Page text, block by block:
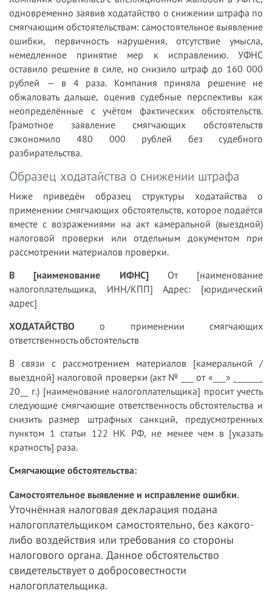
одновременно заявив ходатайство о снижении штрафа по
смягчающим обстоятельствам: самостоятельное выявление
ошибки, первичность нарушения, отсутствие умысла,
немедленное принятие мер к исправлению. УФНС
оставило решение в силе, но снизило штраф до 160 000
рублей — в 4 раза. Компания приняла решение не
обжаловать дальше, оценив судебные перспективы как
неопределённые с учётом фактических обстоятельств.
Грамотное заявление смягчающих обстоятельств
сэкономило 480 000 рублей без судебного
разбирательства.
Образец ходатайства о снижении штрафа
Ниже приведён образец структуры ходатайства о
применении смягчающих обстоятельств, которое подаётся
вместе с возражениями на акт камеральной (выездной)
налоговой проверки или отдельным документом при
рассмотрении материалов проверки.
В [наименование ИФНС]От [наименование
налогоплательщика, ИНН/КПП] Адрес: [юридический
адрес]
ХОДАТАЙСТВО о применении смягчающих
ответственность обстоятельств
В связи с рассмотрением материалов [камеральной /
выездной] налоговой проверки (акт № ___ от «___» _______
20__ г.) [наименование налогоплательщика] просит учесть
следующие смягчающие ответственность обстоятельства и
снизить размер штрафных санкций, предусмотренных
пунктом 1 статьи 122 НК РФ, не менее чем в [указать
кратность] раза.
Смягчающие обстоятельства:
Самостоятельное выявление и исправление ошибки.
Уточнённая налоговая декларация подана
налогоплательщиком самостоятельно, без какого-
либо воздействия или требования со стороны
налогового органа. Данное обстоятельство
свидетельствует о добросовестности
налогоплательщика.